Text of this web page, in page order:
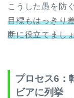
こうした愚を防
目標もはっきり
断に役立てまし
プロセス6：
ビアに列挙